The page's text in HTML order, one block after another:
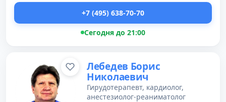
+7 (495) 638-70-70
Сегодня до 21:00
Лебедев Борис
Николаевич
Гирудотерапевт, кардиолог,
анестезиолог-реаниматолог